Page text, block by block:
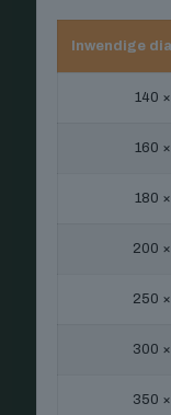
Inwendige
140
160
180
200
250
300
350